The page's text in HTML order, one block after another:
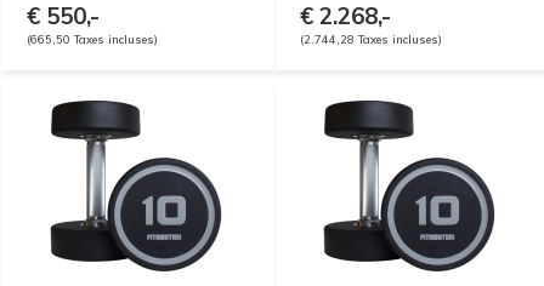
€ 550,-
(665,50 Taxes incluses)
€ 2.268,-
(2.744,28 Taxes incluses)